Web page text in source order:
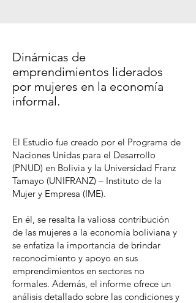
Dinámicas de
emprendimientos liderados
por mujeres en la economía
informal.
El Estudio fue creado por el Programa de
Naciones Unidas para el Desarrollo
(PNUD) en Bolivia y la Universidad Franz
Tamayo (UNIFRANZ) – Instituto de la
Mujer y Empresa (IME).
En él, se resalta la valiosa contribución
de las mujeres a la economía boliviana y
se enfatiza la importancia de brindar
reconocimiento y apoyo en sus
emprendimientos en sectores no
formales. Además, el informe ofrece un
análisis detallado sobre las condiciones y